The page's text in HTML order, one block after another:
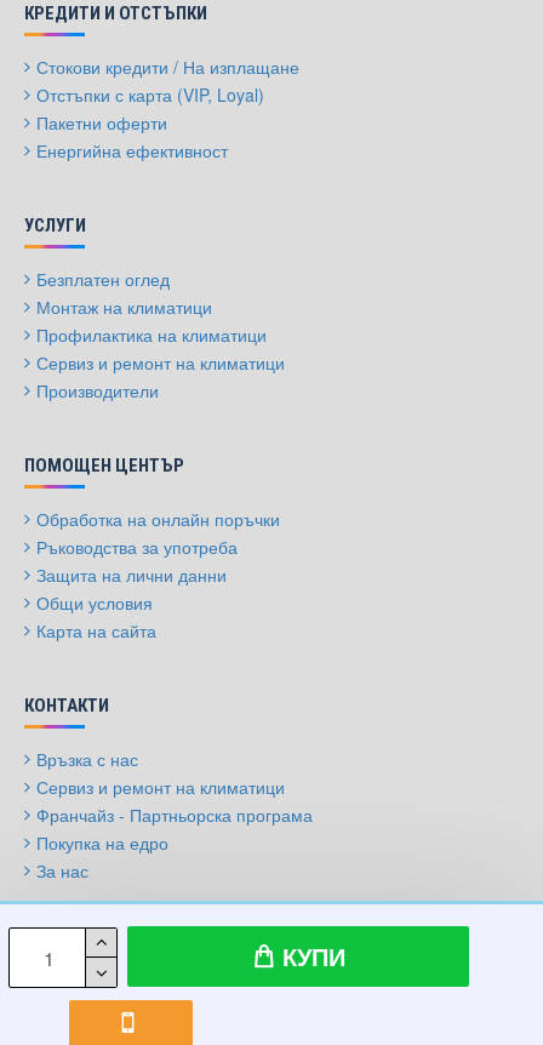
КУПИ
КРЕДИТИ И ОТСТЪПКИ
Стокови кредити / На изплащане
Отстъпки с карта (VIP, Loyal)
Пакетни оферти
Енергийна ефективност
УСЛУГИ
Безплатен оглед
Монтаж на климатици
Профилактика на климатици
Сервиз и ремонт на климатици
Производители
ПОМОЩЕН ЦЕНТЪР
Обработка на онлайн поръчки
Ръководства за употреба
Защита на лични данни
Общи условия
Карта на сайта
КОНТАКТИ
Връзка с нас
Сервиз и ремонт на климатици
Франчайз - Партньорска програма
Покупка на едро
За нас
© 2009-2026, Климатици.бг, Всички права запазени